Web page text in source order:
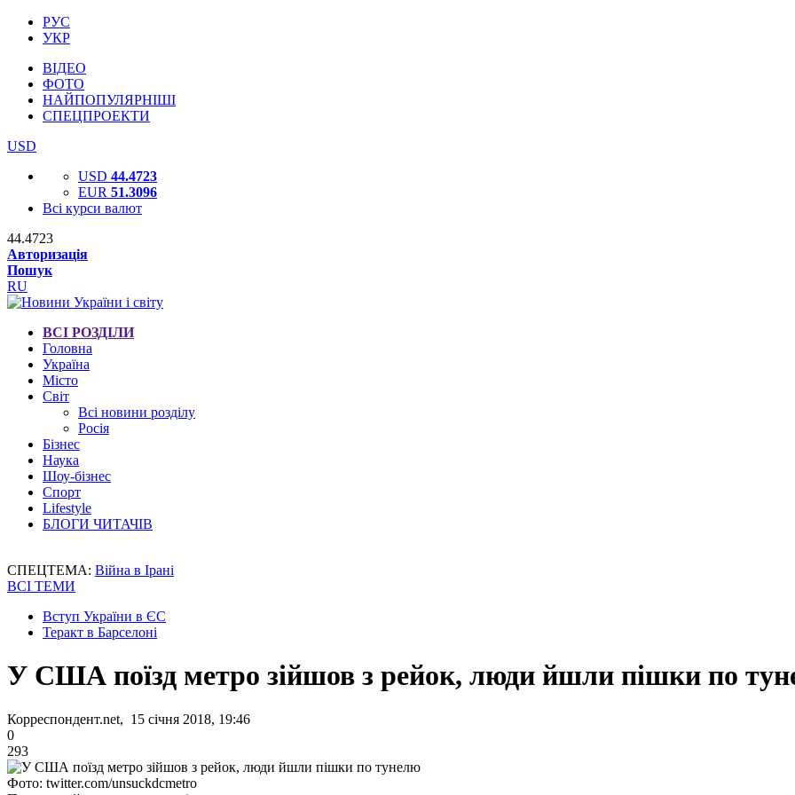
РУС
УКР
ВІДЕО
ФОТО
НАЙПОПУЛЯРНІШІ
СПЕЦПРОЕКТИ
USD
USD 44.4723
EUR 51.3096
Всі курси валют
44.4723
Авторизація
Пошук
RU
ВСІ РОЗДІЛИ
Головна
Україна
Місто
Світ
Всі новини розділу
Росія
Бізнес
Наука
Шоу-бізнес
Спорт
Lifestyle
БЛОГИ ЧИТАЧІВ
СПЕЦТЕМА: Війна в Ірані
ВСІ ТЕМИ
Вступ України в ЄС
Теракт в Барселоні
У США поїзд метро зійшов з рейок, люди йшли пішки по
Корреспондент.net, 15 січня 2018, 19:46
0
293
Фото: twitter.com/unsuckdcmetro